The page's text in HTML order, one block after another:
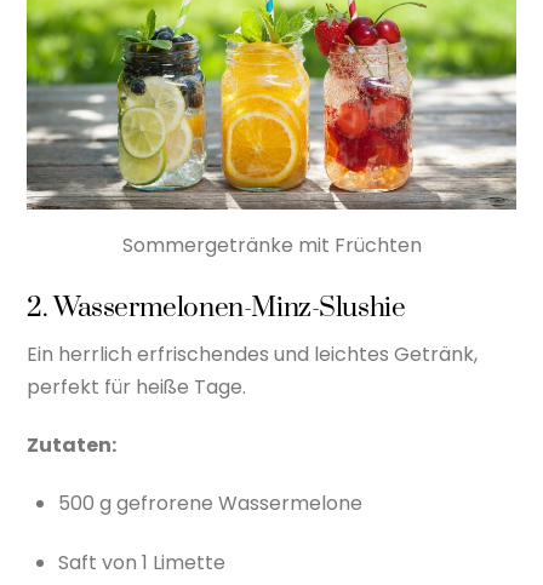
Sommergetränke mit Früchten
2. Wassermelonen-Minz-Slushie
Ein herrlich erfrischendes und leichtes Getränk,
perfekt für heiße Tage.
Zutaten:
500 g gefrorene Wassermelone
Saft von 1 Limette